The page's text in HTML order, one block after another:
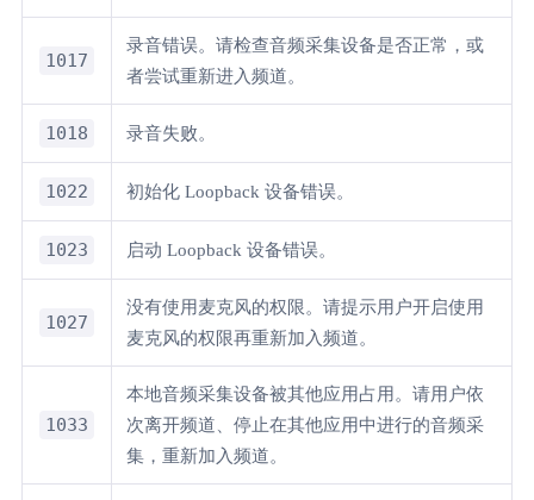
1017
录音错误。请检查音频采集设备是否正常，或
者尝试重新进入频道。
1018 录音失败。
1022 初始化 Loopback 设备错误。
1023 启动 Loopback 设备错误。
1027
没有使用麦克风的权限。请提示用户开启使用
麦克风的权限再重新加入频道。
1033
本地音频采集设备被其他应用占用。请用户依
次离开频道、停止在其他应用中进行的音频采
集，重新加入频道。